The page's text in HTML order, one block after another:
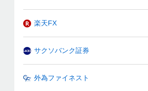
楽天FX
サクソバンク証券
外為ファイネスト